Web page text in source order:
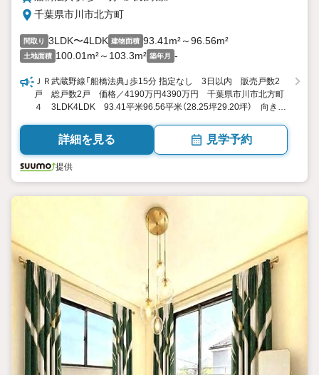
千葉県市川市北方町
間取り 3LDK〜4LDK 建物面積 93.41m²～96.56m²
土地面積 100.01m²～103.3m² 築年月 -
ＪＲ武蔵野線「船橋法典」歩15分 指定なし 3日以内 販売戸数2
戸 総戸数2戸 価格／4190万円4390万円 千葉県市川市北方町
４ 3LDK4LDK 93.41平米96.56平米（28.25坪29.20坪） 向き／
詳細を見る 見学予約
提供